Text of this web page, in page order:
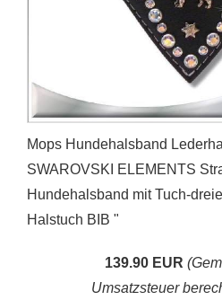
Mops Hundehalsband
SWAROVSKI ELEMENTS
Hundehalsband mit Tuch-
Halstuch BIB "
139.90 EUR
Umsatzsteuer